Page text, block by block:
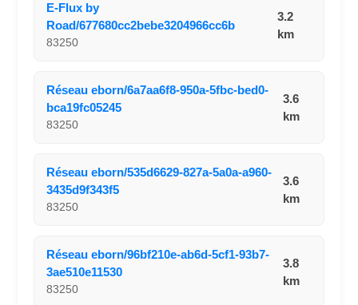
E-Flux by
Road/677680cc2bebe3204966cc6b
83250
3.2
km
Réseau eborn/6a7aa6f8-950a-5fbc-bed0-
bca19fc05245
83250
3.6
km
Réseau eborn/535d6629-827a-5a0a-a960-
3435d9f343f5
83250
3.6
km
Réseau eborn/96bf210e-ab6d-5cf1-93b7-
3ae510e11530
83250
3.8
km